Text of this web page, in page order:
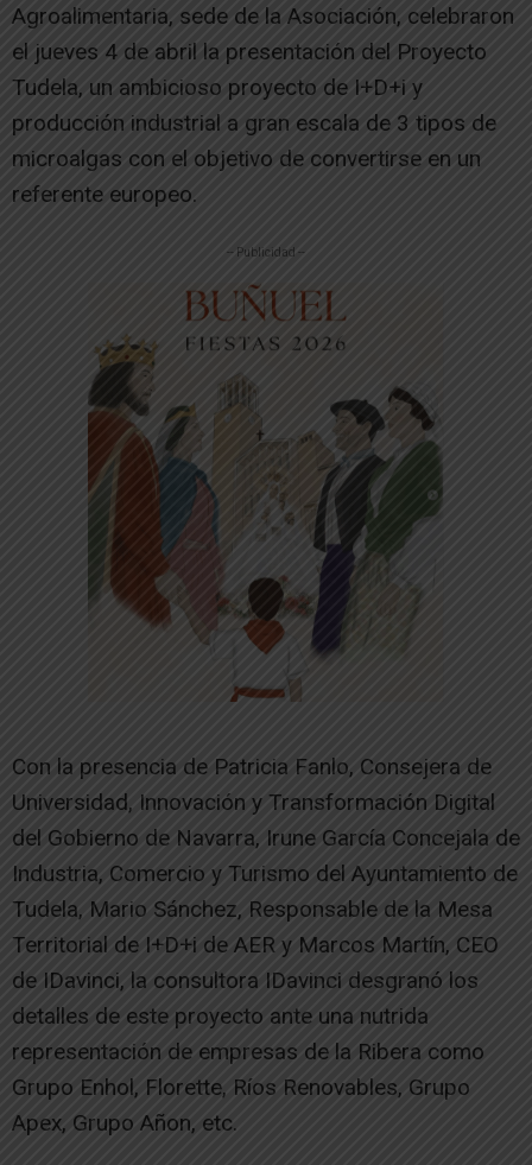
Agroalimentaria, sede de la Asociación, celebraron
el jueves 4 de abril la presentación del Proyecto
Tudela, un ambicioso proyecto de I+D+i y
producción industrial a gran escala de 3 tipos de
microalgas con el objetivo de convertirse en un
referente europeo.
-- Publicidad --
Con la presencia de Patricia Fanlo, Consejera de
Universidad, Innovación y Transformación Digital
del Gobierno de Navarra, Irune García Concejala de
Industria, Comercio y Turismo del Ayuntamiento de
Tudela, Mario Sánchez, Responsable de la Mesa
Territorial de I+D+i de AER y Marcos Martín, CEO
de IDavinci, la consultora IDavinci desgranó los
detalles de este proyecto ante una nutrida
representación de empresas de la Ribera como
Grupo Enhol, Florette, Ríos Renovables, Grupo
Apex, Grupo Añon, etc.